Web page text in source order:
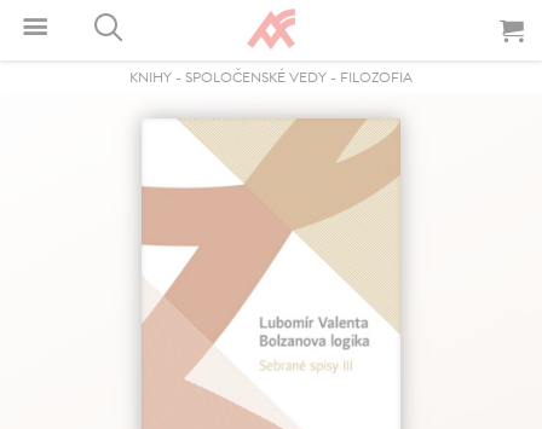
KNIHY - SPOLOČENSKÉ VEDY - FILOZOFIA